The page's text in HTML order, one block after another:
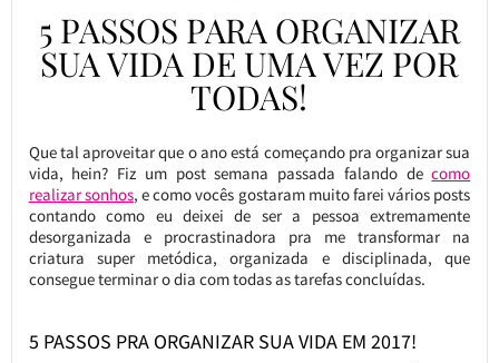
5 PASSOS PARA ORGANIZAR
SUA VIDA DE UMA VEZ POR
TODAS!
Que tal aproveitar que o ano está começando pra organizar sua
vida, hein? Fiz um post semana passada falando decomo
realizar sonhos, e como vocês gostaram muito farei vários posts
contando como eu deixei de ser a pessoa extremamente
desorganizada e procrastinadora pra me transformar na
criatura super metódica, organizada e disciplinada, que
consegue terminar o dia com todas as tarefas concluídas.
5 PASSOS PRA ORGANIZAR SUA VIDA EM 2017!